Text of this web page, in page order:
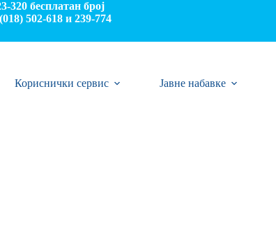
320 бесплатан број
502-618 и 239-774
Кориснички сервис Јавне набавке